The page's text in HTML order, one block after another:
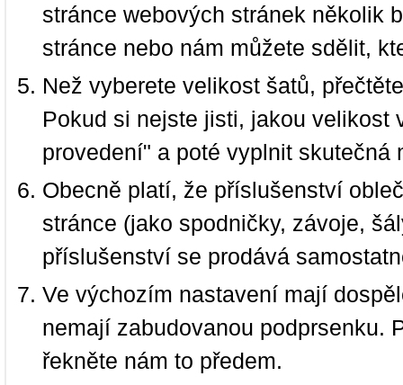
stránce webových stránek několik
stránce nebo nám můžete sdělit,
Než vyberete velikost šatů,
Pokud si nejste jisti, jakou velikost
provedení" a poté vyplnit
Obecně platí, že příslušenství
stránce (jako spodničky, závoje,
příslušenství se prodává
Ve výchozím nastavení mají
nemají zabudovanou podprsenku.
řekněte nám to předem.